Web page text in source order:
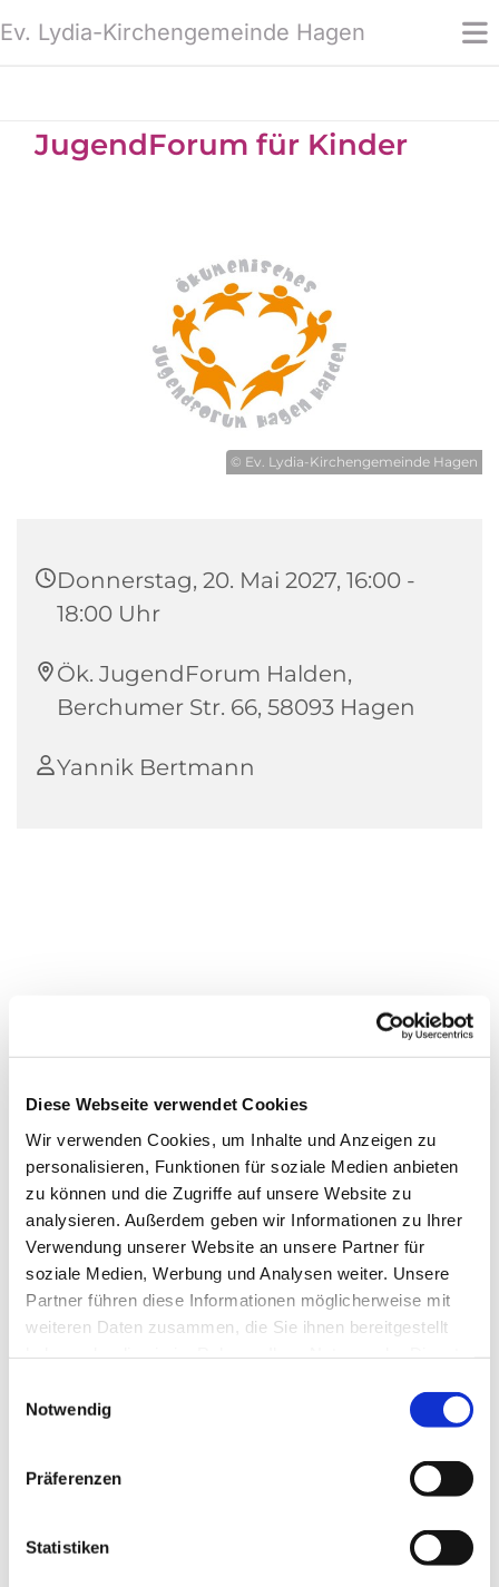
Diese Webseite verwendet Cookies
Wir verwenden Cookies, um Inhalte und Anzeigen zu
personalisieren, Funktionen für soziale Medien anbieten
zu können und die Zugriffe auf unsere Website zu
analysieren. Außerdem geben wir Informationen zu Ihrer
Verwendung unserer Website an unsere Partner für
soziale Medien, Werbung und Analysen weiter. Unsere
Partner führen diese Informationen möglicherweise mit
weiteren Daten zusammen, die Sie ihnen bereitgestellt
Notwendig
Präferenzen
Statistiken
Ev. Lydia-Kirchengemeinde Hagen
JugendForum für Kinder
© Ev. Lydia-Kirchengemeinde Hagen
Donnerstag, 20. Mai 2027, 16:00 -
18:00 Uhr
Ök. JugendForum Halden,
Berchumer Str. 66, 58093 Hagen
Yannik Bertmann
Dies könnte Sie auch
interessieren